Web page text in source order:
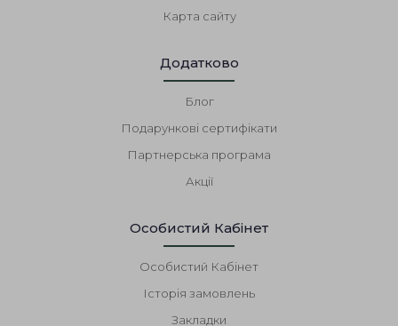
Карта сайту
Додатково
Блог
Подарункові сертифікати
Партнерська програма
Акції
Особистий Кабінет
Особистий Кабінет
Історія замовлень
Закладки